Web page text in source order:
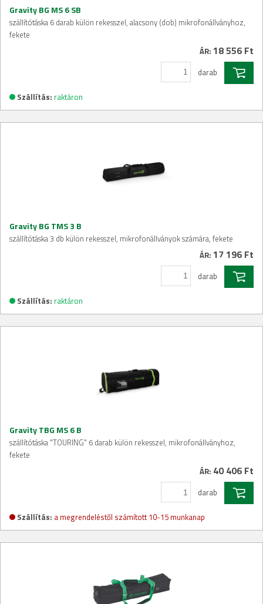
Gravity BG MS 6 SB
szállítótáska 6 darab külön rekesszel, alacsony (dob) mikrofonállványhoz,
fekete
ÁR: 18 556 Ft
darab
Szállítás: raktáron
Gravity BG TMS 3 B
szállítótáska 3 db külön rekesszel, mikrofonállványok számára, fekete
ÁR: 17 196 Ft
darab
Szállítás: raktáron
Gravity TBG MS 6 B
szállítótáska "TOURING" 6 darab külön rekesszel, mikrofonállványhoz,
fekete
ÁR: 40 406 Ft
darab
Szállítás: a megrendeléstől számított 10-15 munkanap